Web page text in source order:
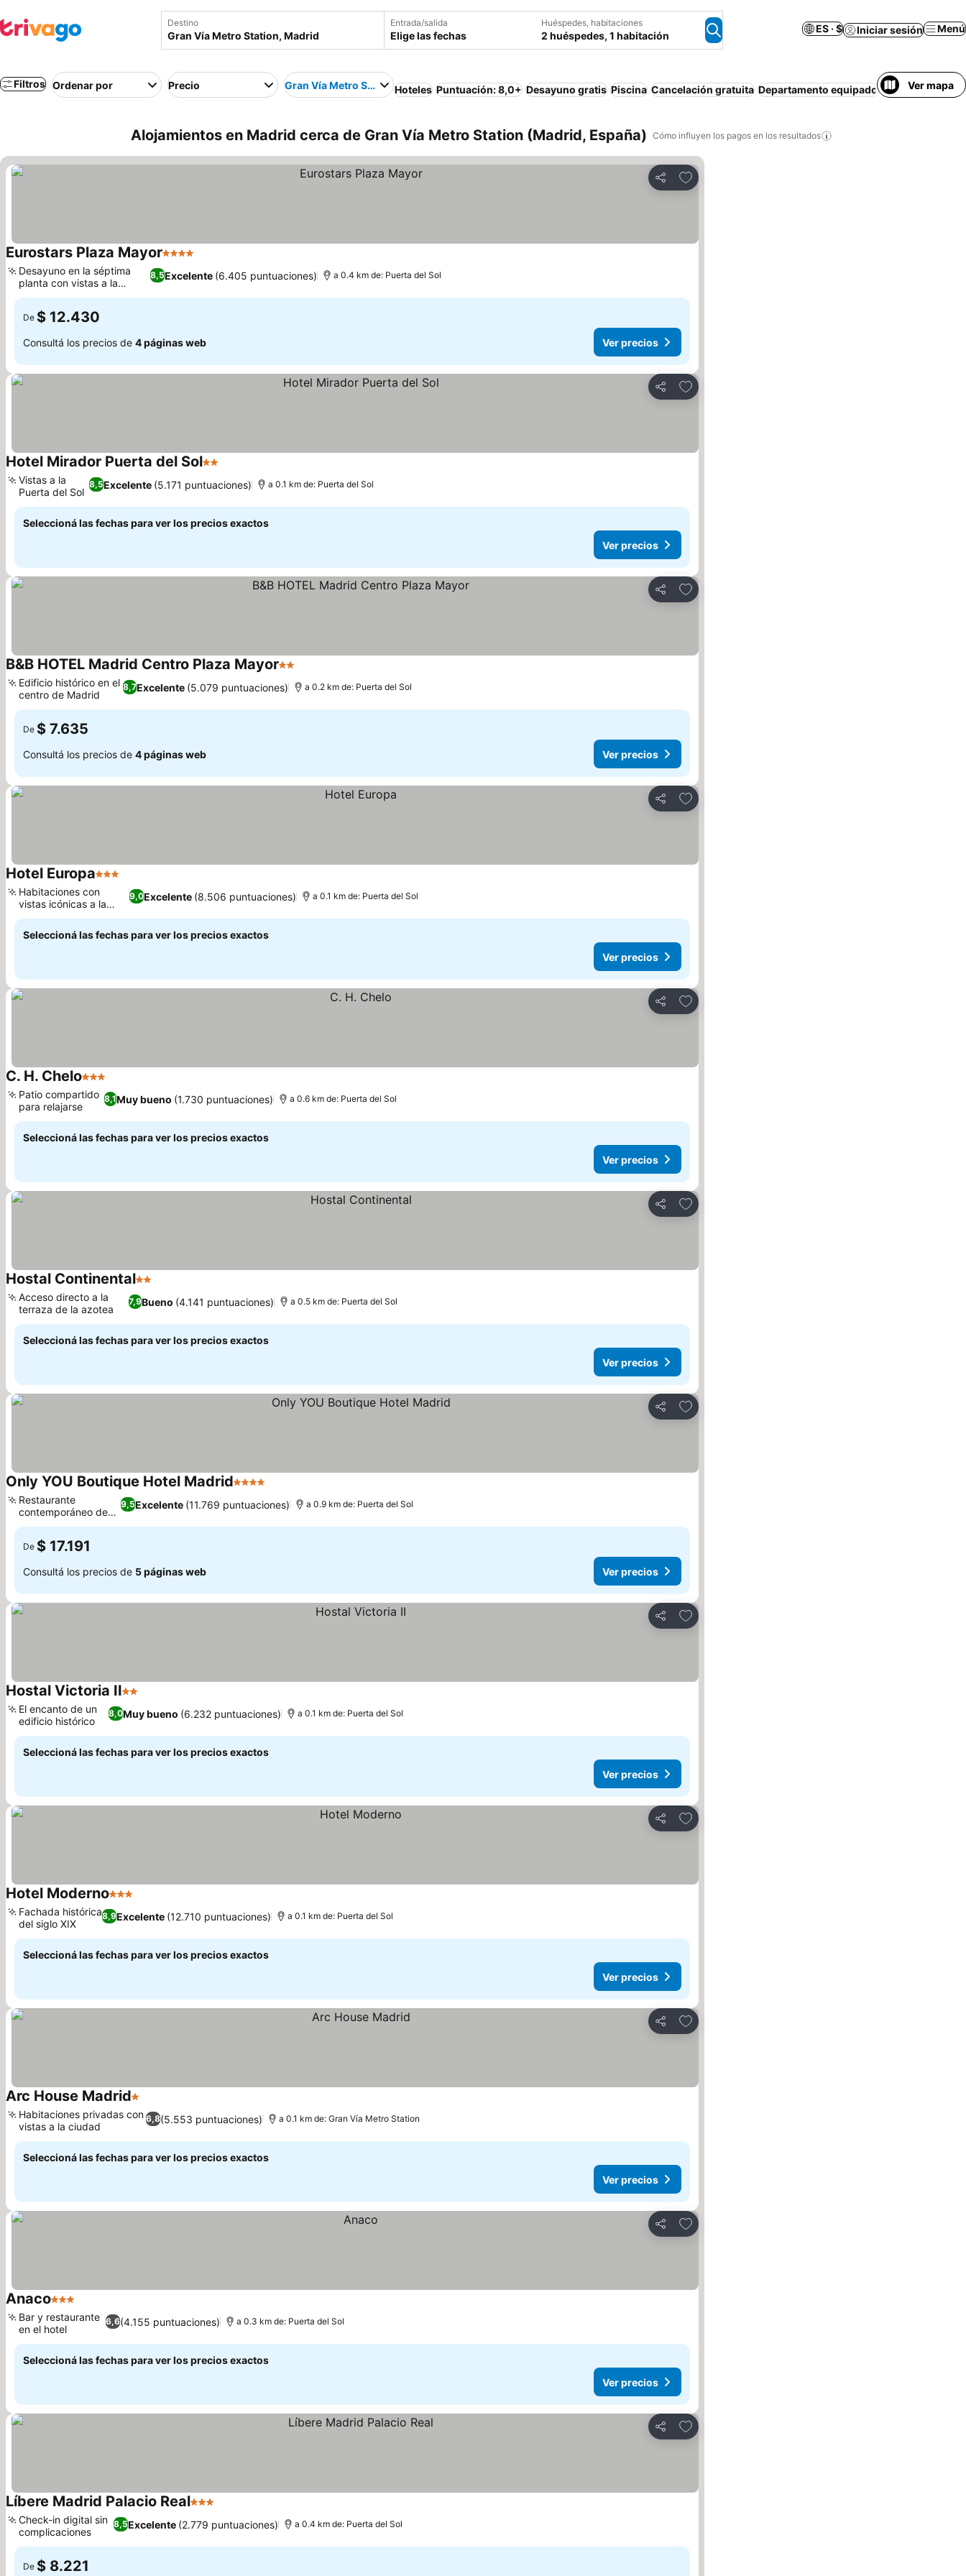
Destino Entrada/salida
Elige las fechas
Huéspedes, habitaciones
2 huéspedes, 1 habitación
ES · $ Iniciar sesión Menú
Filtros Ordenar por Precio Gran Vía Metro StationHoteles Puntuación: 8,0+ Desayuno gratis Piscina Cancelación gratuita Departamento equipado Aire Ver mapa
Alojamientos en Madrid cerca de Gran Vía Metro Station (Madrid, España) Cómo influyen los pagos en los resultados
Compartir
Añadir a favoritos
Eurostars Plaza Mayor4 Estrellas
8,5Excelente (6.405 puntuaciones)
Desayuno en la séptima
planta con vistas a la
ciudad
a 0.4 km de: Puerta del Sol
De $ 12.430
Consultá los precios de 4 páginas web Ver precios
Compartir
Añadir a favoritos
Hotel Mirador Puerta del Sol2 Estrellas
8,5Excelente (5.171 puntuaciones)
Vistas a la
Puerta del Sol
a 0.1 km de: Puerta del Sol
Seleccioná las fechas para ver los precios exactos
Ver precios
Compartir
Añadir a favoritos
B&B HOTEL Madrid Centro Plaza Mayor2 Estrellas
8,7Excelente (5.079 puntuaciones)
Edificio histórico en el
centro de Madrid
a 0.2 km de: Puerta del Sol
De $ 7.635
Consultá los precios de 4 páginas web Ver precios
Compartir
Añadir a favoritos
Hotel Europa3 Estrellas
9,0Excelente (8.506 puntuaciones)
Habitaciones con
vistas icónicas a la
plaza
a 0.1 km de: Puerta del Sol
Seleccioná las fechas para ver los precios exactos
Ver precios
Compartir
Añadir a favoritos
C. H. Chelo3 Estrellas
8,1Muy bueno (1.730 puntuaciones)
Patio compartido
para relajarse
a 0.6 km de: Puerta del Sol
Seleccioná las fechas para ver los precios exactos
Ver precios
Compartir
Añadir a favoritos
Hostal Continental2 Estrellas
7,9Bueno (4.141 puntuaciones)
Acceso directo a la
terraza de la azotea
a 0.5 km de: Puerta del Sol
Seleccioná las fechas para ver los precios exactos
Ver precios
Compartir
Añadir a favoritos
Only YOU Boutique Hotel Madrid4 Estrellas
9,5Excelente (11.769 puntuaciones)
Restaurante
contemporáneo de
diseño
a 0.9 km de: Puerta del Sol
De $ 17.191
Consultá los precios de 5 páginas web Ver precios
Compartir
Añadir a favoritos
Hostal Victoria II2 Estrellas
8,0Muy bueno (6.232 puntuaciones)
El encanto de un
edificio histórico
a 0.1 km de: Puerta del Sol
Seleccioná las fechas para ver los precios exactos
Ver precios
Compartir
Añadir a favoritos
Hotel Moderno3 Estrellas
8,9Excelente (12.710 puntuaciones)
Fachada histórica
del siglo XIX
a 0.1 km de: Puerta del Sol
Seleccioná las fechas para ver los precios exactos
Ver precios
Compartir
Añadir a favoritos
Arc House Madrid1 Estrellas
6,8(5.553 puntuaciones)
Habitaciones privadas con
vistas a la ciudad
a 0.1 km de: Gran Vía Metro Station
Seleccioná las fechas para ver los precios exactos
Ver precios
Compartir
Añadir a favoritos
Anaco3 Estrellas
6,6(4.155 puntuaciones)
Bar y restaurante
en el hotel
a 0.3 km de: Puerta del Sol
Seleccioná las fechas para ver los precios exactos
Ver precios
Compartir
Añadir a favoritos
Líbere Madrid Palacio Real3 Estrellas
8,5Excelente (2.779 puntuaciones)
Check-in digital sin
complicaciones
a 0.4 km de: Puerta del Sol
De $ 8.221